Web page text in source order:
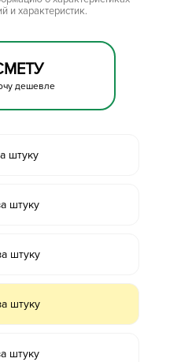
и характеристик.
дешевле
штуку
штуку
штуку
штуку
штуку